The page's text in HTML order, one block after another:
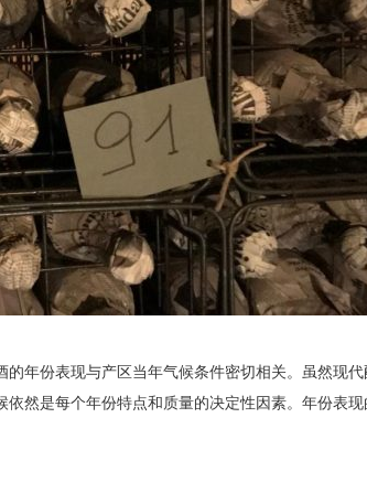
份表现与产区当年气候条件密切相关。虽然现代
依然是每个年份特点和质量的决定性因素。年份表